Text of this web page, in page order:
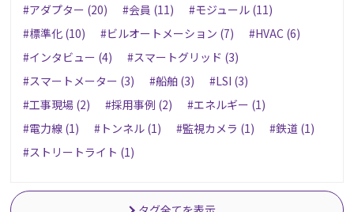
#アダプター (20)
#会員 (11)
#モジュール (11)
#標準化 (10)
#ビルオートメーション (7)
#HVAC (6)
#インタビュー (4)
#スマートグリッド (3)
#スマートメーター (3)
#船舶 (3)
#LSI (3)
#工事現場 (2)
#採用事例 (2)
#エネルギー (1)
#電力線 (1)
#トンネル (1) #監視カメラ (1)
#鉄道 (1)
#ストリートライト (1)